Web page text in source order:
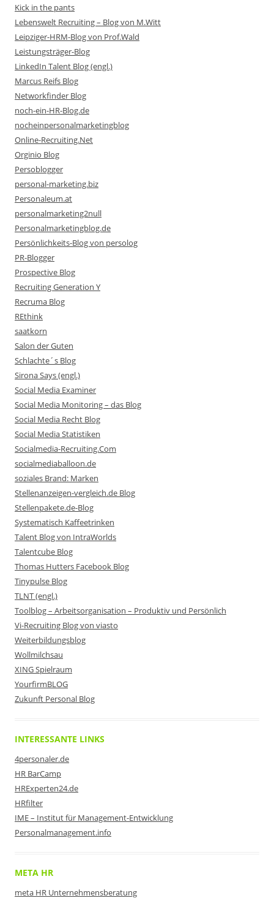
Kick in the pants
Lebenswelt Recruiting – Blog von M.Witt
Leipziger-HRM-Blog von Prof.Wald
Leistungsträger-Blog
LinkedIn Talent Blog (engl.)
Marcus Reifs Blog
Networkfinder Blog
noch-ein-HR-Blog.de
nocheinpersonalmarketingblog
Online-Recruiting.Net
Orginio Blog
Persoblogger
personal-marketing.biz
Personaleum.at
personalmarketing2null
Personalmarketingblog.de
Persönlichkeits-Blog von persolog
PR-Blogger
Prospective Blog
Recruiting Generation Y
Recruma Blog
REthink
saatkorn
Salon der Guten
Schlachte´s Blog
Sirona Says (engl.)
Social Media Examiner
Social Media Monitoring – das Blog
Social Media Recht Blog
Social Media Statistiken
Socialmedia-Recruiting.Com
socialmediaballoon.de
soziales Brand: Marken
Stellenanzeigen-vergleich.de Blog
Stellenpakete.de-Blog
Systematisch Kaffeetrinken
Talent Blog von IntraWorlds
Talentcube Blog
Thomas Hutters Facebook Blog
Tinypulse Blog
TLNT (engl.)
Toolblog – Arbeitsorganisation – Produktiv und Persönlich
Vi-Recruiting Blog von viasto
Weiterbildungsblog
Wollmilchsau
XING Spielraum
YourfirmBLOG
Zukunft Personal Blog
INTERESSANTE LINKS
4personaler.de
HR BarCamp
HRExperten24.de
HRfilter
IME – Institut für Management-Entwicklung
Personalmanagement.info
META HR
meta HR Unternehmensberatung